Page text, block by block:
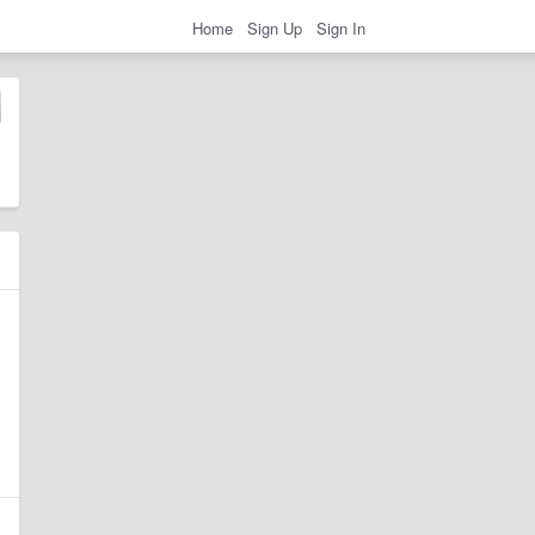
Home Sign Up Sign In